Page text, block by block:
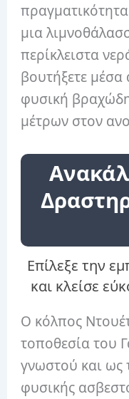
μια
περίκλειστα
βουτήξετε
φυσική
μέτρων στον
Επίλεξε την
και κλείσε
Ο κόλπος
τοποθεσία του
γνωστού και ως
φυσικής